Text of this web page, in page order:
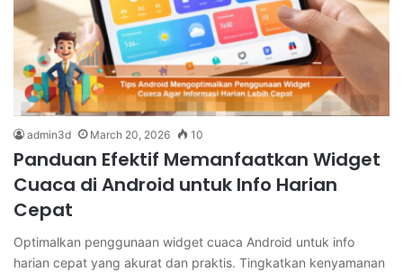
admin3d March 20, 2026 10
Panduan Efektif Memanfaatkan Widget
Cuaca di Android untuk Info Harian
Cepat
Optimalkan penggunaan widget cuaca Android untuk info
harian cepat yang akurat dan praktis. Tingkatkan kenyamanan